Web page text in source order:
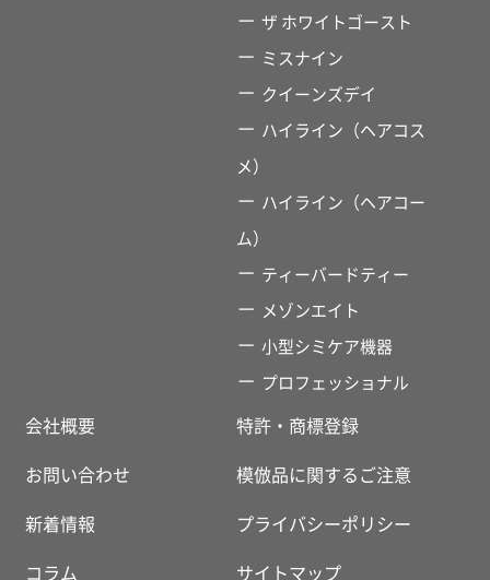
ザ ホワイトゴースト
ミスナイン
クイーンズデイ
ハイライン（ヘアコス
メ）
ハイライン（ヘアコー
ム）
ティーバードティー
メゾンエイト
小型シミケア機器
プロフェッショナル
会社概要
お問い合わせ
新着情報
コラム
特許・商標登録
模倣品に関するご注意
プライバシーポリシー
サイトマップ